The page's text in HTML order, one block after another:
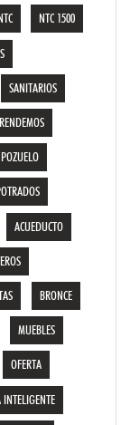
NTC 1500
SANITARIOS
POZUELO
ACUEDUCTO
BRONCE
MUEBLES
OFERTA
INTELIGENTE